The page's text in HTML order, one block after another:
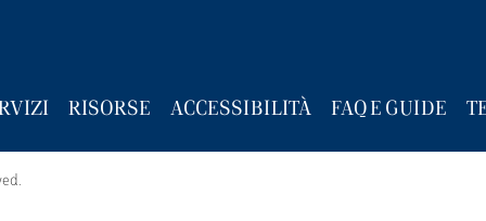
RISORSE ACCESSIBILITÀ FAQ E GUIDE